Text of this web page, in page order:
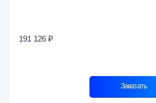
191 126 ₽
Заказать